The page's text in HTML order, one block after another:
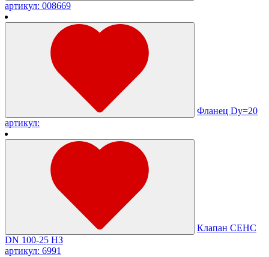
артикул: 008669
Фланец Dу=20
артикул:
Клапан СЕНС
DN 100-25 НЗ
артикул: 6991